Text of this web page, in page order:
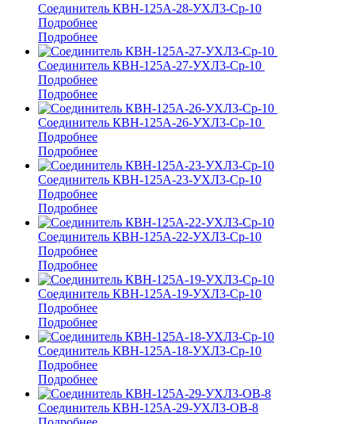
Соединитель КВН-125А-28-УХЛ3-Ср-10
Подробнее
Подробнее
Соединитель КВН-125А-27-УХЛ3-Ср-10
Подробнее
Подробнее
Соединитель КВН-125А-26-УХЛ3-Ср-10
Подробнее
Подробнее
Соединитель КВН-125А-23-УХЛ3-Ср-10
Подробнее
Подробнее
Соединитель КВН-125А-22-УХЛ3-Ср-10
Подробнее
Подробнее
Соединитель КВН-125А-19-УХЛ3-Ср-10
Подробнее
Подробнее
Соединитель КВН-125А-18-УХЛ3-Ср-10
Подробнее
Подробнее
Соединитель КВН-125А-29-УХЛ3-ОВ-8